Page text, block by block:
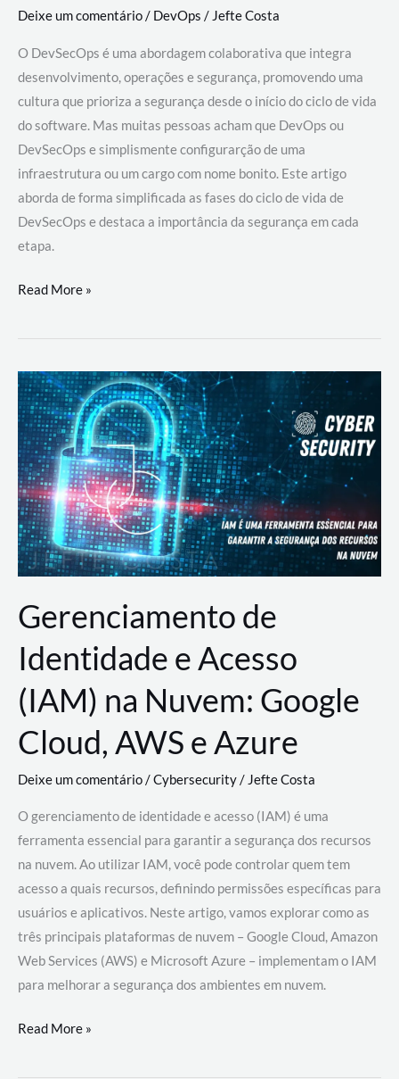
Deixe um comentário/ DevOps /Jefte Costa
O DevSecOps é uma abordagem colaborativa que integra
desenvolvimento, operações e segurança, promovendo uma
cultura que prioriza a segurança desde o início do ciclo de vida
do software. Mas muitas pessoas acham que DevOps ou
DevSecOps e simplismente configurarção de uma
infraestrutura ou um cargo com nome bonito. Este artigo
aborda de forma simplificada as fases do ciclo de vida de
DevSecOps e destaca a importância da segurança em cada
etapa.
DevSecOps
Prática:
Desenvolvimento,
Segurança
e
Operações
Read More »
Gerenciamento de
Identidade e Acesso
(IAM) na Nuvem: Google
Cloud, AWS e Azure
Deixe um comentário/Cybersecurity/ Jefte Costa
O gerenciamento de identidade e acesso (IAM) é uma
ferramenta essencial para garantir a segurança dos recursos
na nuvem. Ao utilizar IAM, você pode controlar quem tem
acesso a quais recursos, definindo permissões específicas para
usuários e aplicativos. Neste artigo, vamos explorar como as
três principais plataformas de nuvem – Google Cloud, Amazon
Web Services (AWS) e Microsoft Azure – implementam o IAM
para melhorar a segurança dos ambientes em nuvem.
Gerenciamento
Read More »